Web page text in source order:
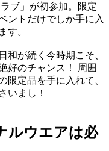
ブ」が初参加。限定
ントだけでしか手に入
す。
和が続く今時期こそ、
好のチャンス！ 周囲
限定品を手に入れて、
いまし！
ルウエアは必